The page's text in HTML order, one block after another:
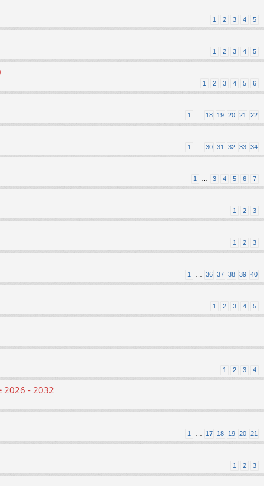
1 2 3 4 5
1 2 3 4 5
1 2 3 4 5 6
1 18 19 20 21 22
1 30 31 32 33 34
1 3 4 5 6 7
1 2 3
1 2 3
1 36 37 38 39 40
1 2 3 4 5
1 2 3 4
2026 - 2032
1 17 18 19 20 21
1 2 3